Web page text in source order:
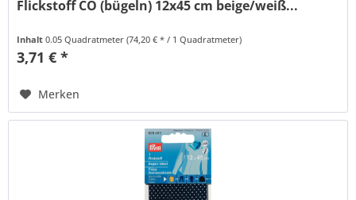
Flickstoff CO (bügeln) 12x45 cm beige/weiß...
Inhalt0.05 Quadratmeter(74,20 € * / 1 Quadratmeter)
3,71 € *
Merken